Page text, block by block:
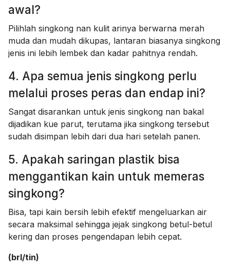
awal?
Pilihlah singkong nan kulit arinya berwarna merah
muda dan mudah dikupas, lantaran biasanya singkong
jenis ini lebih lembek dan kadar pahitnya rendah.
4. Apa semua jenis singkong perlu
melalui proses peras dan endap ini?
Sangat disarankan untuk jenis singkong nan bakal
dijadikan kue parut, terutama jika singkong tersebut
sudah disimpan lebih dari dua hari setelah panen.
5. Apakah saringan plastik bisa
menggantikan kain untuk memeras
singkong?
Bisa, tapi kain bersih lebih efektif mengeluarkan air
secara maksimal sehingga jejak singkong betul-betul
kering dan proses pengendapan lebih cepat.
(brl/tin)